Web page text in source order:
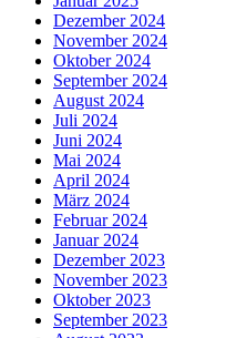
Dezember 2024
November 2024
Oktober 2024
September 2024
August 2024
Juli 2024
Juni 2024
Mai 2024
April 2024
März 2024
Februar 2024
Januar 2024
Dezember 2023
November 2023
Oktober 2023
September 2023